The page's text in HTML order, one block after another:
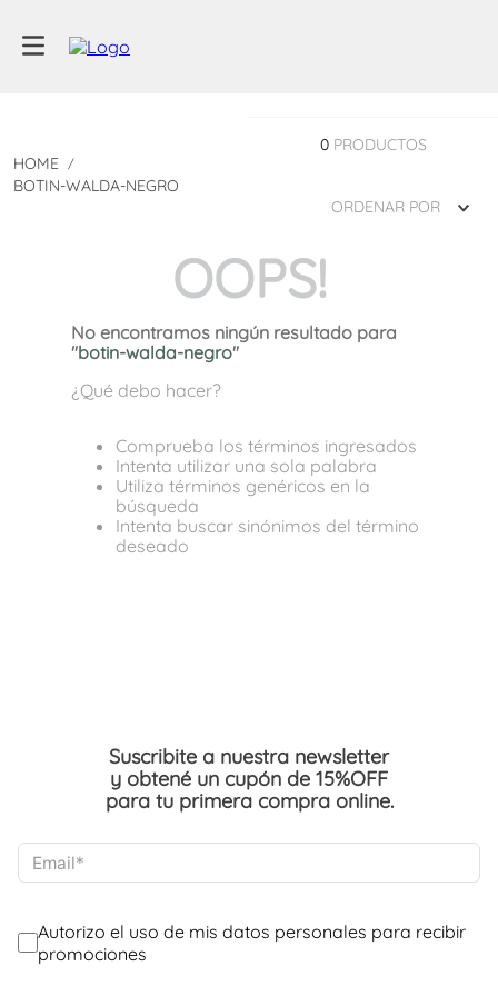
BOTIN-WALDA-NEGRO
0 PRODUCTOS
ORDENAR POR
OOPS!
No encontramos ningún resultado para
"botin-walda-negro"
¿Qué debo hacer?
Comprueba los términos ingresados
Intenta utilizar una sola palabra
Utiliza términos genéricos en la
búsqueda
Intenta buscar sinónimos del término
deseado
Suscribite a nuestra newsletter
y obtené un cupón de 15%OFF
para tu primera compra online.